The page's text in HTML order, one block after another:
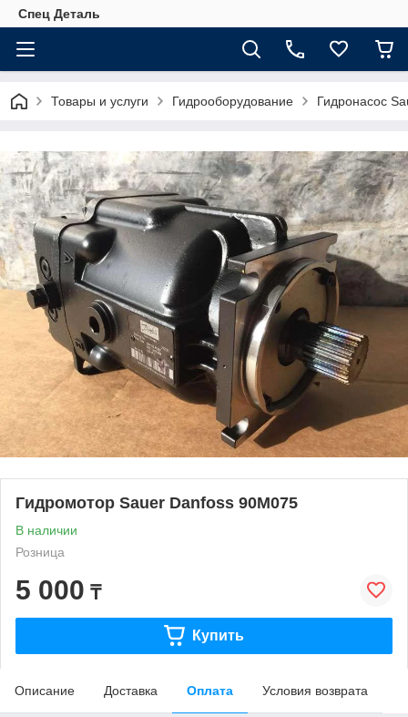
Спец Деталь
Товары и услуги Гидрооборудование Гидронасос
Гидромотор Sauer Danfoss 90M075
В наличии
Розница
5 000 ₸
Купить
Описание Доставка Оплата Условия возврата